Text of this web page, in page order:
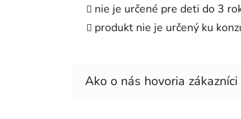
nie je určené pre deti do 3
produkt nie je určený ku